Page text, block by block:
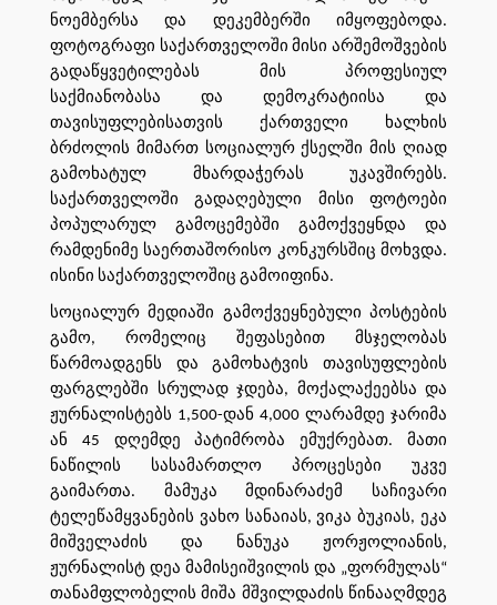
ნოემბერსა და დეკემბერში იმყოფებოდა.
ფოტოგრაფი საქართველოში მისი არშემოშვების
გადაწყვეტილებას მის პროფესიულ
საქმიანობასა და დემოკრატიისა და
თავისუფლებისათვის ქართველი ხალხის
ბრძოლის მიმართ სოციალურ ქსელში მის ღიად
გამოხატულ მხარდაჭერას უკავშირებს.
საქართველოში გადაღებული მისი ფოტოები
პოპულარულ გამოცემებში გამოქვეყნდა და
რამდენიმე საერთაშორისო კონკურსშიც მოხვდა.
ისინი საქართველოშიც გამოიფინა.
სოციალურ მედიაში გამოქვეყნებული პოსტების
გამო, რომელიც შეფასებით მსჯელობას
წარმოადგენს და გამოხატვის თავისუფლების
ფარგლებში სრულად ჯდება, მოქალაქეებსა და
ჟურნალისტებს 1,500-დან 4,000 ლარამდე ჯარიმა
ან 45 დღემდე პატიმრობა ემუქრებათ. მათი
ნაწილის სასამართლო პროცესები უკვე
გაიმართა. მამუკა მდინარაძემ საჩივარი
ტელეწამყვანების ვახო სანაიას, ვიკა ბუკიას, ეკა
მიშველაძის და ნანუკა ჟორჟოლიანის,
ჟურნალისტ დეა მამისეიშვილის და „ფორმულას“
თანამფლობელის მიშა მშვილდაძის წინააღმდეგ